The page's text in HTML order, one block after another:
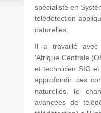
spécialiste en
télédétection
naturelles.
Il a travaillé avec
'Afrique Centrale
et technicien SIG
approfondir ces
naturelles, le
avancées de